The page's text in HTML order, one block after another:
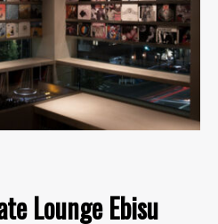
Lounge Ebisu